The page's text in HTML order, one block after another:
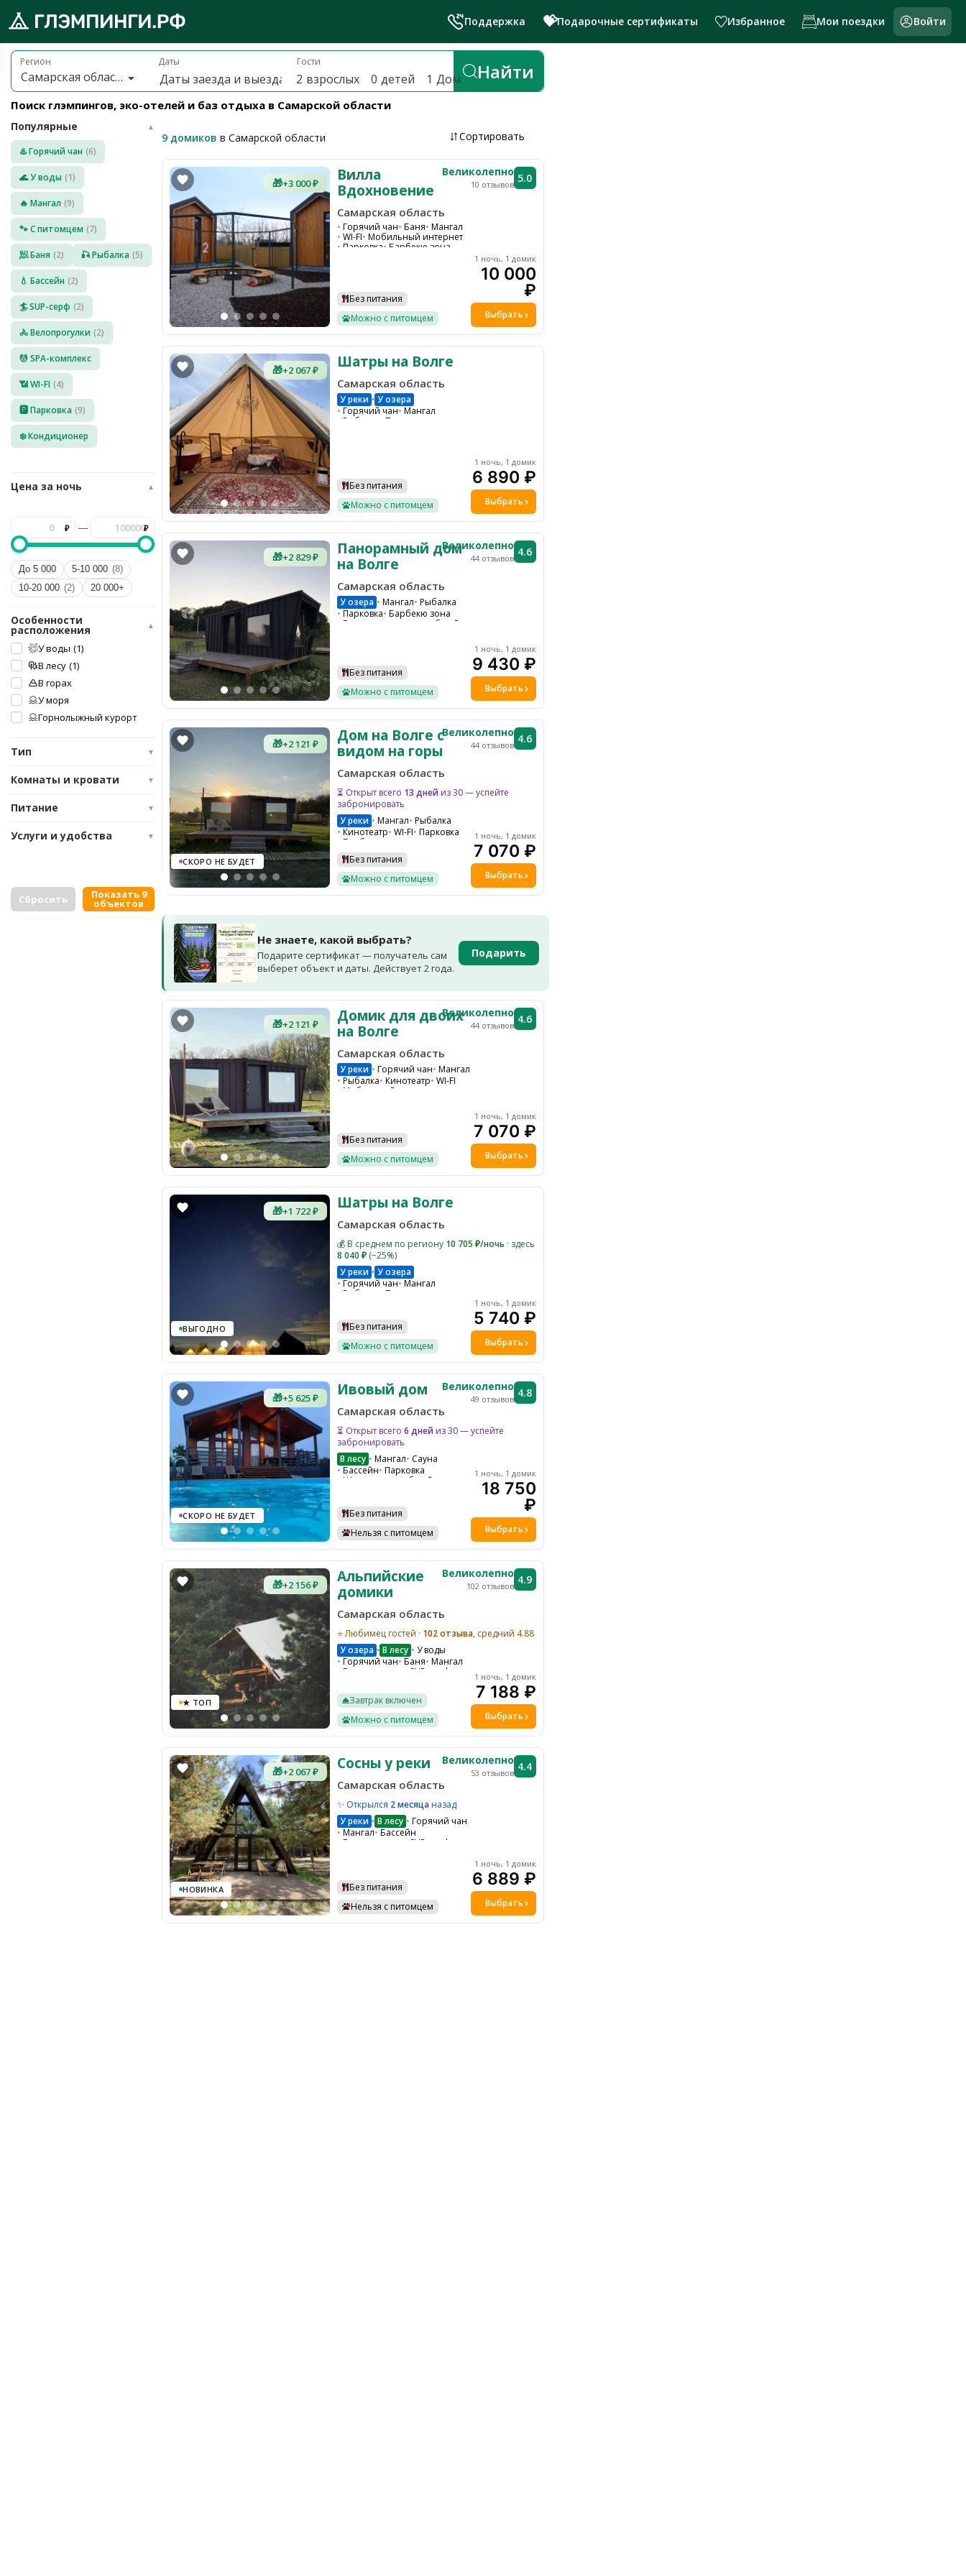
Поддержка 💝Подарочные сертификаты Избранное Мои поездки Войти
Мои
Подарочные
сертификаты
Бронируй лучшие глэмпинги и эко-отели России
Регион
Самарская область
Даты Гости
2 взрослых 0 детей 1 Дом Найти
Поиск глэмпингов, эко-отелей и баз отдыха в Самарской области
Популярные ▲
♨️ Горячий чан (6)
🌊 У воды (1)
🔥 Мангал (9)
🐾 С питомцем (7)
🧖 Баня (2) 🎣 Рыбалка (5)
💧 Бассейн (2)
🏄 SUP-серф (2)
🚴 Велопрогулки (2)
💆 SPA-комплекс
📶 WI-FI (4)
🅿️ Парковка (9)
❄️ Кондиционер
Цена за ночь ▲
—
До 5 000 5-10 000 (8)
10-20 000 (2) 20 000+
Особенности
расположения ▲
У воды (1)
В лесу (1)
В горах
У моря
Горнолыжный курорт
Тип ▼
Комнаты и кровати ▼
Питание ▼
Услуги и удобства ▼
Сбросить Показать 9
объектов
Сортировать
9 домиков в Самарской области
🎁+3 000 ₽
Великолепно
10 отзывов 5.0
Вилла
Вдохновение
Самарская область
Горячий чан Баня Мангал
WI-FI Мобильный интернет
Парковка Барбекю зона
Без питания
Можно с питомцем
1 ночь, 1 домик
10 000
₽
Выбрать
🎁+2 067 ₽ Шатры на Волге
Самарская область
У реки • У озера
Горячий чан Мангал
Рыбалка
Парковка
Подходит для проведения мероприятий
Без питания
Можно с питомцем
1 ночь, 1 домик
6 890 ₽
Выбрать
🎁+2 829 ₽
Великолепно
44 отзывов 4.6
Панорамный дом
на Волге
Самарская область
У озера Мангал Рыбалка
Парковка Барбекю зона
Гамаки и качели на общей территории
Микроволновая печь
Без питания
Можно с питомцем
1 ночь, 1 домик
9 430 ₽
Выбрать
🎁+2 121 ₽
СКОРО НЕ БУДЕТ
Великолепно
44 отзывов 4.6
Дом на Волге с
видом на горы
Самарская область
⏳ Открыт всего 13 дней из 30 — успейте
забронировать
У реки
Мангал Рыбалка
Кинотеатр WI-FI Парковка
Барбекю зона
Гамаки и качели на общей территории
Шезлонги на общей территории
Водоем Снегоходы
Костровая зона
Без питания
Можно с питомцем
1 ночь, 1 домик
7 070 ₽
Выбрать
Не знаете, какой выбрать?
Подарите сертификат — получатель сам
выберет объект и даты. Действует 2 года.
Подарить
🎁+2 121 ₽
Великолепно
44 отзывов 4.6
Домик для двоих
на Волге
Самарская область
У реки Горячий чан Мангал
Рыбалка Кинотеатр WI-FI
Мобильный интернет
Гамаки и качели на общей территории
Шезлонги на общей территории
Водоем Снегоходы
Костровая зона
Без питания
Можно с питомцем
1 ночь, 1 домик
7 070 ₽
Выбрать
🎁+1 722 ₽
ВЫГОДНО
Шатры на Волге
Самарская область
💰 В среднем по региону 10 705 ₽/ночь · здесь
8 040 ₽ (−25%)
У реки • У озера
Горячий чан Мангал
Рыбалка
Парковка
Чайник Костровая зона
Подходит для проведения мероприятий
Без питания
Можно с питомцем
1 ночь, 1 домик
5 740 ₽
Выбрать
🎁+5 625 ₽
СКОРО НЕ БУДЕТ
Великолепно
49 отзывов 4.8
Ивовый дом
Самарская область
⏳ Открыт всего6 дней из 30 — успейте
забронировать
В лесу
Мангал Сауна
Бассейн Парковка
Шезлонги на общей территории
Без питания
Нельзя с питомцем
1 ночь, 1 домик
18 750
₽
Выбрать
🎁+2 156 ₽
★ ТОП
Великолепно
102 отзывов 4.9
Альпийские
домики
Самарская область
⭐ Любимец гостей · 102 отзыва, средний 4.88
У озера • В лесу
У воды
Горячий чан Баня Мангал
Велопрогулки
SUP-серф
Гамаки и качели на общей территории
Детская площадка
Общая кухня Водоем
Экскурсии Костровая зона
Завтрак включен
Можно с питомцем
1 ночь, 1 домик
7 188 ₽
Выбрать
🎁+2 067 ₽
НОВИНКА
Великолепно
53 отзывов 4.4
Сосны у реки
Самарская область
✨ Открылся 2 месяца назад
У реки • В лесу
Горячий чан
Мангал Бассейн
Велопрогулки
SUP-серф
Гамаки и качели на общей территории
Ресепшн Детская площадка
Водоем
Ресторан на территории
Настольные игры
Костровая зона
Без питания
Нельзя с питомцем
1 ночь, 1 домик
6 889 ₽
Выбрать